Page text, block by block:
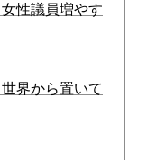
性議員増やす
界から置いて